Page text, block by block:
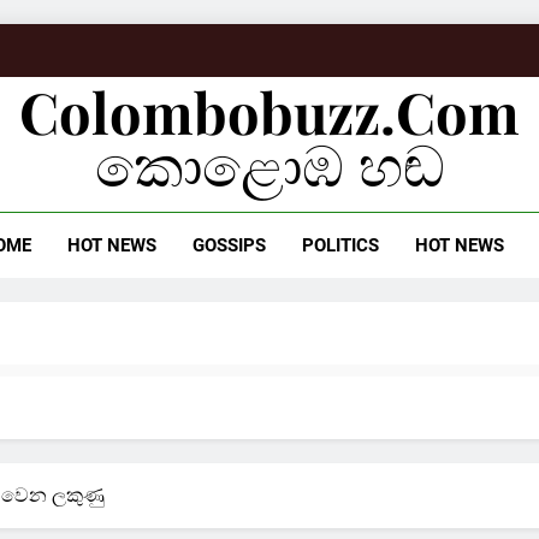
Colombobuzz.com
කොළොඹ හඬ
HOT NEWS GOSSIPS POLITICS HOT NEWS
වෙන ලකුණු